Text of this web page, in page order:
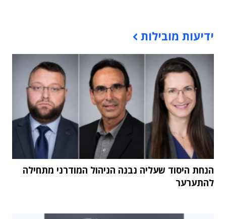
ידיעות מובילות
הנחת היסוד שעליה נבנה הניהול המודרני מתחילה
להתערער